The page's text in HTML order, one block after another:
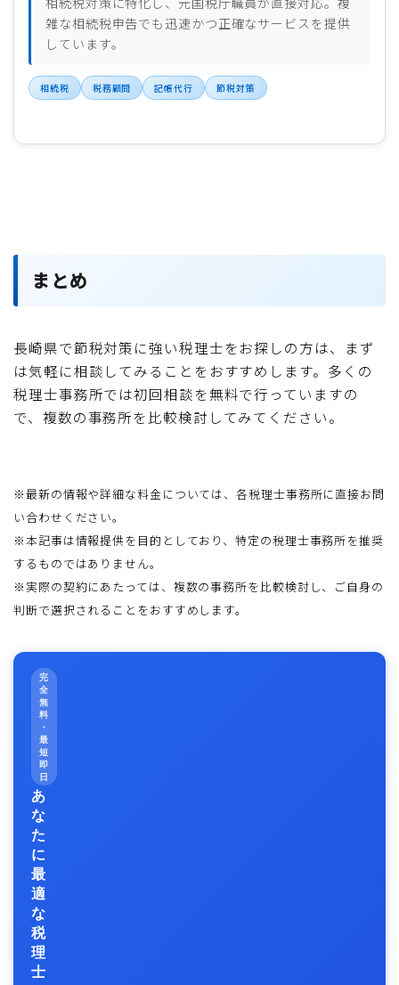
雑な相続税申告でも迅速かつ正確なサービスを提供
しています。
相続税 税務顧問 記帳代行 節税対策
まとめ
長崎県で節税対策に強い税理士をお探しの方は、まず
は気軽に相談してみることをおすすめします。多くの
税理士事務所では初回相談を無料で行っていますの
で、複数の事務所を比較検討してみてください。
※最新の情報や詳細な料金については、各税理士事務所に直接お問
い合わせください。
※本記事は情報提供を目的としており、特定の税理士事務所を推奨
するものではありません。
※実際の契約にあたっては、複数の事務所を比較検討し、ご自身の
判断で選択されることをおすすめします。
完
全
無
料
・
最
短
即
日
あ
な
た
に
最
適
な
税
理
士